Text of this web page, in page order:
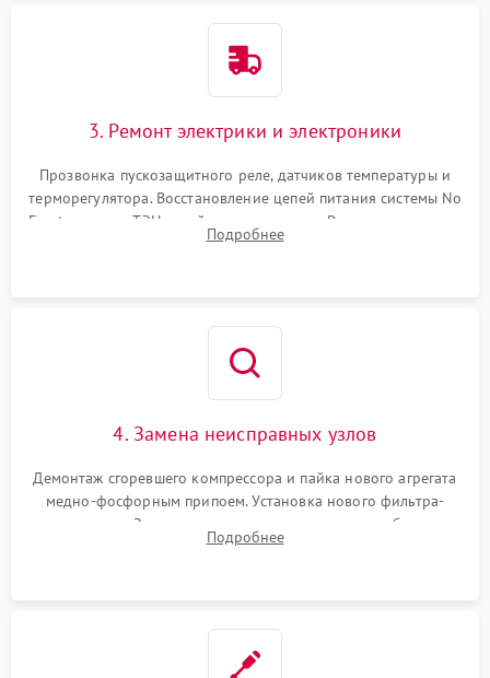
3. Ремонт электрики и электроники
Прозвонка пускозащитного реле, датчиков температуры и
терморегулятора. Восстановление цепей питания системы No
Frost, включая ТЭН оттайки и вентилятор. Ремонт или замена
платы управления при сбоях алгоритмов.
Подробнее
4. Замена неисправных узлов
Демонтаж сгоревшего компрессора и пайка нового агрегата
медно-фосфорным припоем. Установка нового фильтра-
осушителя. Замена изношенных вентиляторов обдува,
сломанных заслонок или поврежденных дверных петель.
Подробнее